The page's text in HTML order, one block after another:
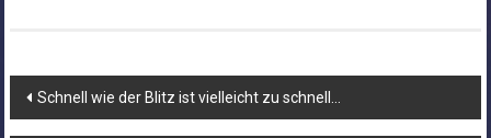
Beitragsnavigation
Schnell wie der Blitz ist vielleicht zu schnell…